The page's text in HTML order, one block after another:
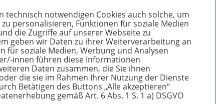
Lieferbar
technisch notwendigen Cookies auch solche, um
personalisieren, Funktionen für soziale Medien
die Zugriffe auf unserer Webseite zu
geben wir Daten zu ihrer Weiterverarbeitung an
für soziale Medien, Werbung und Analysen
innen führen diese Informationen
Daten zusammen, die Sie ihnen
die sie im Rahmen Ihrer Nutzung der Dienste
Betätigen des Buttons „Alle akzeptieren“
gemäß Art. 6 Abs. 1 S. 1 a) DSGVO